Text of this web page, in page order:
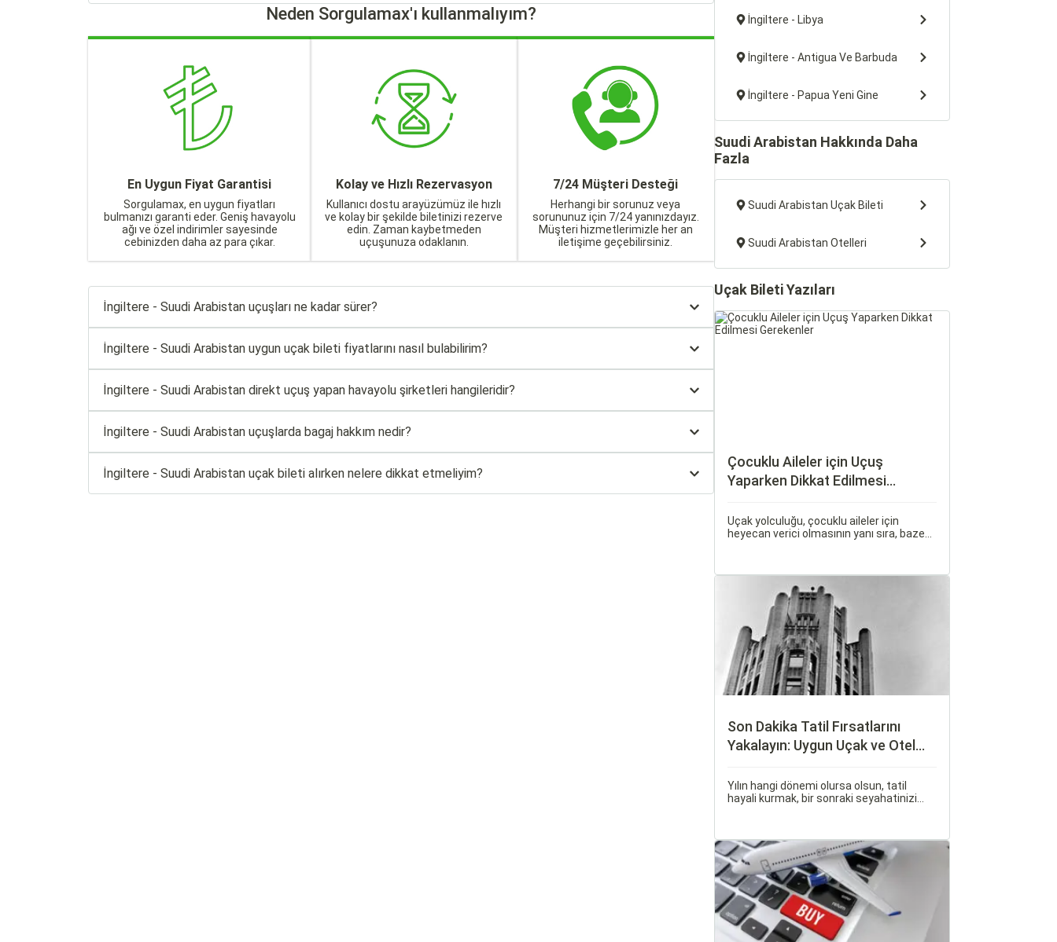
Neden Sorgulamax'ı kullanmalıyım?
En Uygun Fiyat Garantisi
Sorgulamax, en uygun fiyatları
bulmanızı garanti eder. Geniş havayolu
ağı ve özel indirimler sayesinde
cebinizden daha az para çıkar.
Kolay ve Hızlı Rezervasyon
Kullanıcı dostu arayüzümüz ile hızlı
ve kolay bir şekilde biletinizi rezerve
edin. Zaman kaybetmeden
uçuşunuza odaklanın.
7/24 Müşteri Desteği
Herhangi bir sorunuz veya
sorununuz için 7/24 yanınızdayız.
Müşteri hizmetlerimizle her an
iletişime geçebilirsiniz.
İngiltere - Suudi Arabistan uçuşları ne kadar sürer?
İngiltere - Suudi Arabistan uygun uçak bileti fiyatlarını nasıl bulabilirim?
İngiltere - Suudi Arabistan direkt uçuş yapan havayolu şirketleri hangileridir?
İngiltere - Suudi Arabistan uçuşlarda bagaj hakkım nedir?
İngiltere - Suudi Arabistan uçak bileti alırken nelere dikkat etmeliyim?
İngiltere - Libya
İngiltere - Antigua Ve Barbuda
İngiltere - Papua Yeni Gine
Suudi Arabistan Hakkında Daha
Fazla
Suudi Arabistan Uçak Bileti
Suudi Arabistan Otelleri
Uçak Bileti Yazıları
Çocuklu Aileler için Uçuş
Yaparken Dikkat Edilmesi
Uçak yolculuğu, çocuklu aileler için
heyecan verici olmasının yanı sıra, bazen
hale getirebilirsiniz.
Son Dakika Tatil Fırsatlarını
Yakalayın: Uygun Uçak ve Otel
Yılın hangi dönemi olursa olsun, tatil
hayali kurmak, bir sonraki seyahatinizi
olabilir.